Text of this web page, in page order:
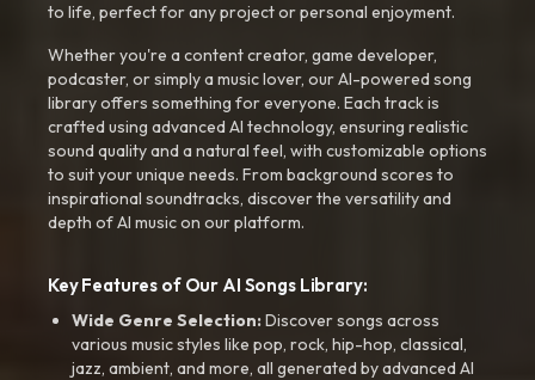
to life, perfect for any project or personal enjoyment.
Whether you're a content creator, game developer,
podcaster, or simply a music lover, our AI-powered song
library offers something for everyone. Each track is
crafted using advanced AI technology, ensuring realistic
sound quality and a natural feel, with customizable options
to suit your unique needs. From background scores to
inspirational soundtracks, discover the versatility and
depth of AI music on our platform.
Key Features of Our AI Songs Library:
Wide Genre Selection:Discover songs across
various music styles like pop, rock, hip-hop, classical,
jazz, ambient, and more, all generated by advanced AI